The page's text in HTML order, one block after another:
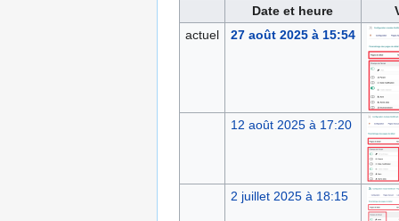
Date et heure
actuel
27 août 2025 à 15:54
12 août 2025 à 17:20
2 juillet 2025 à 18:15